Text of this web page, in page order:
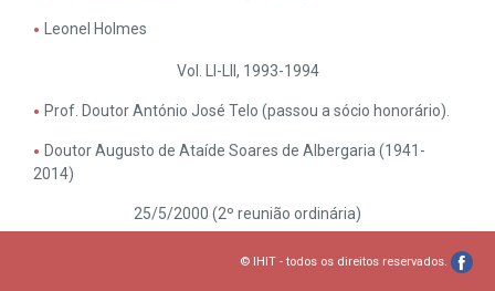
Leonel Holmes
Vol. LI-LII, 1993-1994
Prof. Doutor António José Telo (passou a sócio honorário).
Doutor Augusto de Ataíde Soares de Albergaria (1941-
2014)
25/5/2000 (2º reunião ordinária)
Dra. Maria Helena Meneses Ormonde (passou a sócio
© IHIT - todos os direitos reservados.